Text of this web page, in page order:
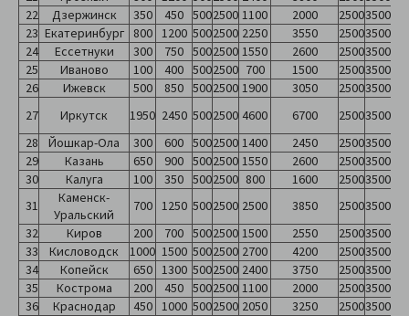
22
Дзержинск 350 450 5002500 1100 2000 25003500
23 Екатеринбург 800 1200 5002500 2250 3550 25003500
24
Ессетнуки 300 750 5002500 1550 2600 25003500
25
Иваново 100 400 5002500 700 1500 25003500
26
Ижевск 500 850 5002500 1900 3050 25003500
27
Иркутск 1950 2450 5002500 4600 6700 25003500
28
Йошкар-Ола 300 600 5002500 1400 2450 25003500
29
Казань 650 900 5002500 1550 2600 25003500
30
Калуга 100 350 5002500 800 1600 25003500
31
Каменск-
Уральский
700 1250 5002500 2500 3850 25003500
32
Киров 200 700 5002500 1500 2550 25003500
33
Кисловодск 1000 1500 5002500 2700 4200 25003500
34
Копейск 650 1300 5002500 2400 3750 25003500
35
Кострома 200 450 5002500 1100 2000 25003500
36
Краснодар 450 1000 5002500 2050 3250 25003500